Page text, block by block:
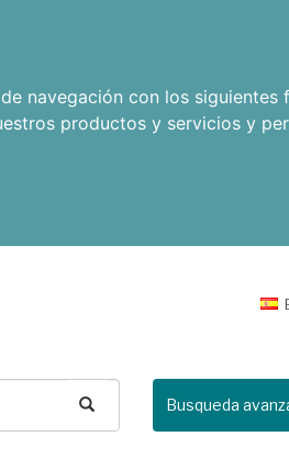
navegación con los siguientes
productos y servicios y
Busqueda